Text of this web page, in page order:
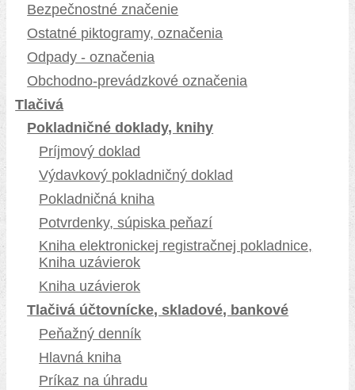
Bezpečnostné značenie
Ostatné piktogramy, označenia
Odpady - označenia
Obchodno-prevádzkové označenia
Tlačivá
Pokladničné doklady, knihy
Príjmový doklad
Výdavkový pokladničný doklad
Pokladničná kniha
Potvrdenky, súpiska peňazí
Kniha elektronickej registračnej pokladnice,
Kniha uzávierok
Kniha uzávierok
Tlačivá účtovnícke, skladové, bankové
Peňažný denník
Hlavná kniha
Príkaz na úhradu